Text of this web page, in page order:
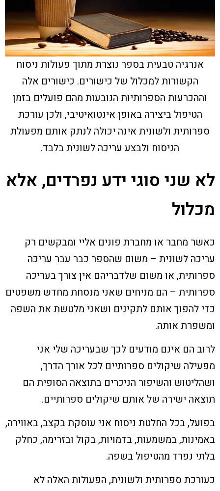
אנרגיה טבעית בספר נוצרת מתוך פעולות ניסוח
הקשורות למכלול של כישורים. כישורים אלה
וההכרעות הספרותיות הנובעות מהם פועלים בזמן
הטיפול ביצירה באופן אינטואיטיבי, ולכן עורכת
ספרותית ולשונית אינה יכולה לנתק אותם מפעולת
הניסוח ולבצע עריכה לשונית בלבד.
לא שני סוגי ידע נפרדים, אלא
מכלול
כאשר מחבר או מחברת פונים אליי ומבקשים רק
עריכה לשונית – משום שהספר כבר עבר עריכה
ספרותית, או משום שלדבריהם אין צורך בעריכה
ספרותית – הם מניחים שאני מנסחת מחדש משפטים
כדי להפוך אותם לתקינים ושאני מלטשת את השפה
ומשפרת אותה.
לרוב הם אינם מודעים לכך שבעריכה שלי אני
מפעילה שיקולים ספרותיים לכל אורך הדרך,
ושהליטוש והשיפור הניכרים בתוצאה הסופית הם
תוצאה ישירה של אותם שיקולים ספרותיים.
בפועל, בכל החלטת ניסוח אני עוסקת בקצב, באווירה,
באמינות, במשמעות, בדמויות, בקול ובזרימה, כחלק
בלתי נפרד מהטיפול בשפה.
כעורכת ספרותית ולשונית, הפעולות האלה לא